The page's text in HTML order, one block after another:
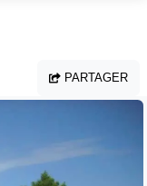
PARTAGER